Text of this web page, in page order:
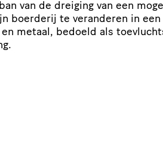
van de dreiging van een
boerderij te veranderen in
metaal, bedoeld als